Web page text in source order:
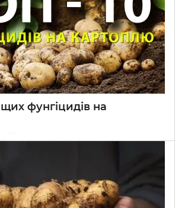
фунгіцидів на